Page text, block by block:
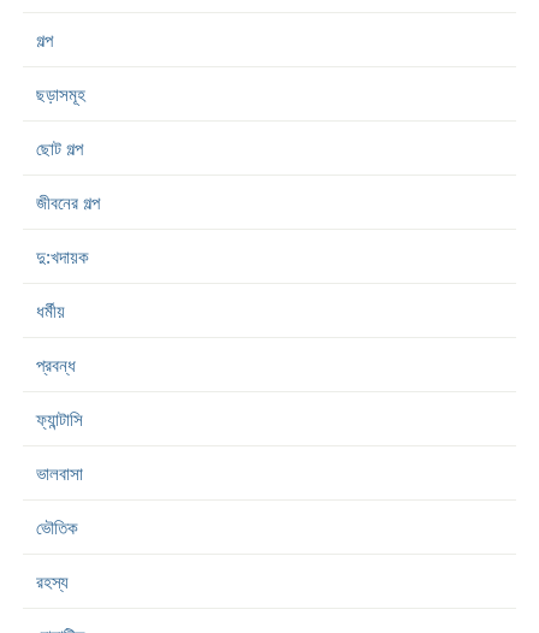
গল্প
ছড়াসমূহ
ছোট গল্প
জীবনের গল্প
দু:খদায়ক
ধর্মীয়
প্রবন্ধ
ফ্যান্টাসি
ভালবাসা
ভৌতিক
রহস্য